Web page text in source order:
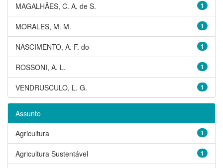
1
MAGALHÃES, C. A. de S.
1
MORALES, M. M.
1
NASCIMENTO, A. F. do
1
ROSSONI, A. L.
1
VENDRUSCULO, L. G.
Assunto
1
Agricultura
1
Agricultura Sustentável